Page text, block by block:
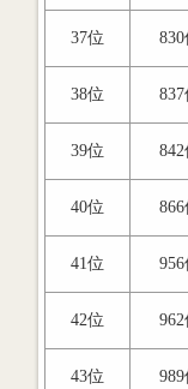
37位 830
38位 837
39位 842
40位 866
41位 956
42位 962
43位 989